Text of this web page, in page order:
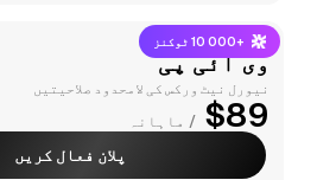
+10 000 ٹوکنز
وی آئی پی
نیورل نیٹ ورکس کی لامحدود صلاحیتیں
$89 / ماہانہ
پلان فعال کریں